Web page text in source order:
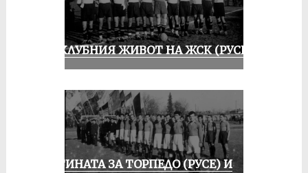
ИЗ КЛУБНИЯ ЖИВОТ НА ЖСК (РУСЕ)
ИСТИНАТА ЗА ТОРПЕДО (РУСЕ) И